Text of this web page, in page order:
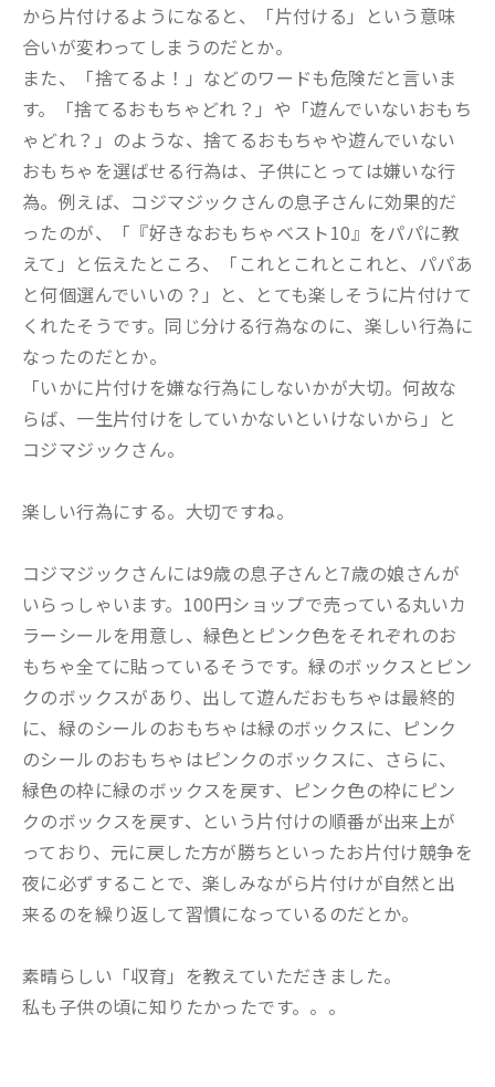
から片付けるようになると、「片付ける」という意味
合いが変わってしまうのだとか。
また、「捨てるよ！」などのワードも危険だと言いま
す。「捨てるおもちゃどれ？」や「遊んでいないおもち
ゃどれ？」のような、捨てるおもちゃや遊んでいない
おもちゃを選ばせる行為は、子供にとっては嫌いな行
為。例えば、コジマジックさんの息子さんに効果的だ
ったのが、「『好きなおもちゃベスト10』をパパに教
えて」と伝えたところ、「これとこれとこれと、パパあ
と何個選んでいいの？」と、とても楽しそうに片付けて
くれたそうです。同じ分ける行為なのに、楽しい行為に
なったのだとか。
「いかに片付けを嫌な行為にしないかが大切。何故な
らば、一生片付けをしていかないといけないから」と
コジマジックさん。
楽しい行為にする。大切ですね。
コジマジックさんには9歳の息子さんと7歳の娘さんが
いらっしゃいます。100円ショップで売っている丸いカ
ラーシールを用意し、緑色とピンク色をそれぞれのお
もちゃ全てに貼っているそうです。緑のボックスとピン
クのボックスがあり、出して遊んだおもちゃは最終的
に、緑のシールのおもちゃは緑のボックスに、ピンク
のシールのおもちゃはピンクのボックスに、さらに、
緑色の枠に緑のボックスを戻す、ピンク色の枠にピン
クのボックスを戻す、という片付けの順番が出来上が
っており、元に戻した方が勝ちといったお片付け競争を
夜に必ずすることで、楽しみながら片付けが自然と出
来るのを繰り返して習慣になっているのだとか。
素晴らしい「収育」を教えていただきました。
私も子供の頃に知りたかったです。。。